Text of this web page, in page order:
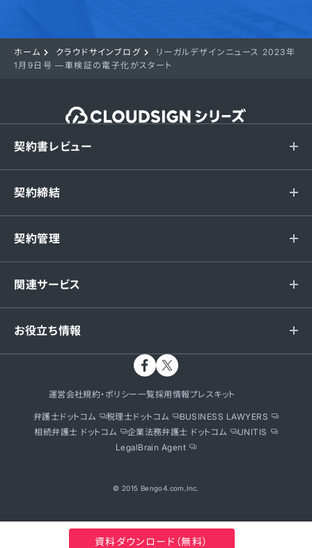
ホーム クラウドサインブログ
リーガルデザインニュース 2023年
1月9日号 —車検証の電子化がスタート
契約書レビュー
契約締結
契約管理
関連サービス
お役立ち情報
運営会社規約・ポリシー一覧採用情報プレスキット
弁護士ドットコム 税理士ドットコム
BUSINESS LAWYERS
相続弁護士 ドットコム
企業法務弁護士 ドットコム
UNITIS
LegalBrain Agent
© 2015 Bengo4.com,Inc.
資料ダウンロード（無料）